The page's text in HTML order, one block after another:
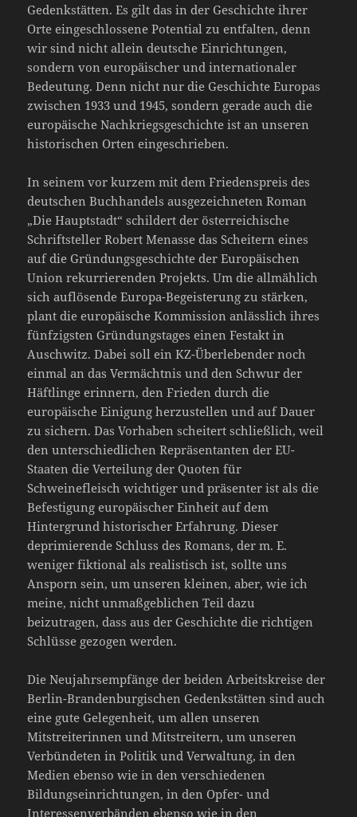
Gedenkstätten. Es gilt das in der Geschichte ihrer
Orte eingeschlossene Potential zu entfalten, denn
wir sind nicht allein deutsche Einrichtungen,
sondern von europäischer und internationaler
Bedeutung. Denn nicht nur die Geschichte Europas
zwischen 1933 und 1945, sondern gerade auch die
europäische Nachkriegsgeschichte ist an unseren
historischen Orten eingeschrieben.
In seinem vor kurzem mit dem Friedenspreis des
deutschen Buchhandels ausgezeichneten Roman
„Die Hauptstadt“ schildert der österreichische
Schriftsteller Robert Menasse das Scheitern eines
auf die Gründungsgeschichte der Europäischen
Union rekurrierenden Projekts. Um die allmählich
sich auflösende Europa-Begeisterung zu stärken,
plant die europäische Kommission anlässlich ihres
fünfzigsten Gründungstages einen Festakt in
Auschwitz. Dabei soll ein KZ-Überlebender noch
einmal an das Vermächtnis und den Schwur der
Häftlinge erinnern, den Frieden durch die
europäische Einigung herzustellen und auf Dauer
zu sichern. Das Vorhaben scheitert schließlich, weil
den unterschiedlichen Repräsentanten der EU-
Staaten die Verteilung der Quoten für
Schweinefleisch wichtiger und präsenter ist als die
Befestigung europäischer Einheit auf dem
Hintergrund historischer Erfahrung. Dieser
deprimierende Schluss des Romans, der m. E.
weniger fiktional als realistisch ist, sollte uns
Ansporn sein, um unseren kleinen, aber, wie ich
meine, nicht unmaßgeblichen Teil dazu
beizutragen, dass aus der Geschichte die richtigen
Schlüsse gezogen werden.
Die Neujahrsempfänge der beiden Arbeitskreise der
Berlin-Brandenburgischen Gedenkstätten sind auch
eine gute Gelegenheit, um allen unseren
Mitstreiterinnen und Mitstreitern, um unseren
Verbündeten in Politik und Verwaltung, in den
Medien ebenso wie in den verschiedenen
Bildungseinrichtungen, in den Opfer- und
Interessenverbänden ebenso wie in den